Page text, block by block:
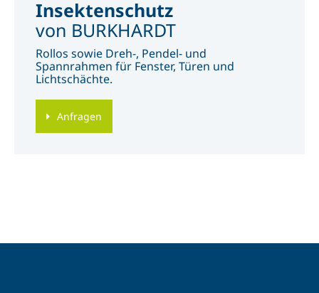
Insektenschutz
von BURKHARDT
Rollos sowie Dreh-, Pendel- und
Spannrahmen für Fenster, Türen und
Lichtschächte.
Anfragen